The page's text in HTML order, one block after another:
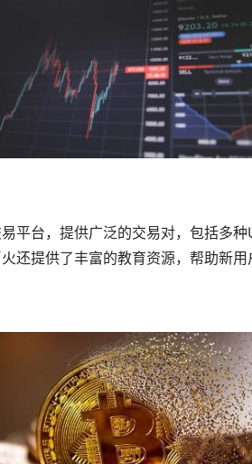
平台，提供广泛的交易对，包括多
还提供了丰富的教育资源，帮助新用